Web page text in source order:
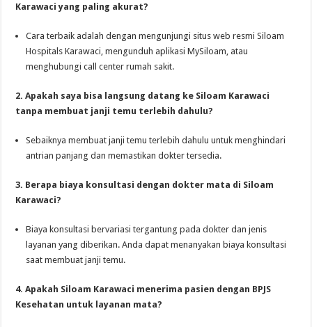
Karawaci yang paling akurat?
Cara terbaik adalah dengan mengunjungi situs web resmi Siloam
Hospitals Karawaci, mengunduh aplikasi MySiloam, atau
menghubungi call center rumah sakit.
2. Apakah saya bisa langsung datang ke Siloam Karawaci
tanpa membuat janji temu terlebih dahulu?
Sebaiknya membuat janji temu terlebih dahulu untuk menghindari
antrian panjang dan memastikan dokter tersedia.
3. Berapa biaya konsultasi dengan dokter mata di Siloam
Karawaci?
Biaya konsultasi bervariasi tergantung pada dokter dan jenis
layanan yang diberikan. Anda dapat menanyakan biaya konsultasi
saat membuat janji temu.
4. Apakah Siloam Karawaci menerima pasien dengan BPJS
Kesehatan untuk layanan mata?